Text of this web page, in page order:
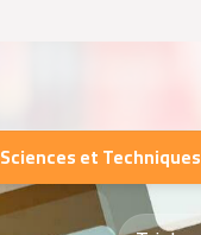
Sciences et Techniques